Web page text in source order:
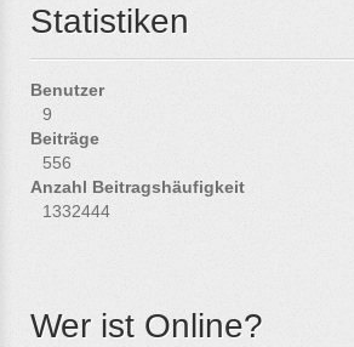
Statistiken
Benutzer
9
Beiträge
556
Anzahl Beitragshäufigkeit
1332444
Wer ist Online?